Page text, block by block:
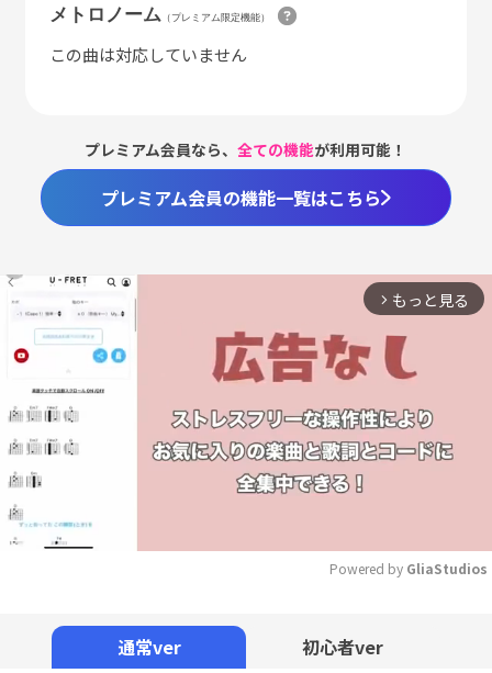
メトロノーム （プレミアム限定機能）
この曲は対応していません
プレミアム会員なら、全ての機能が利用可能！
プレミアム会員の機能一覧はこちら
arrow_forward_ios もっと見る
Powered by GliaStudios
通常ver 初心者ver